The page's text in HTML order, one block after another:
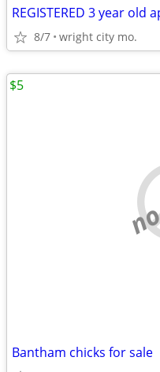
REGISTERED 3 year old
8/7 wright city mo.
Bantham chicks for sale
$5